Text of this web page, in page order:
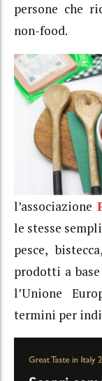
persone che
non-food.
l’associazione
le stesse
pesce,
prodotti a
l’Unione
termini per